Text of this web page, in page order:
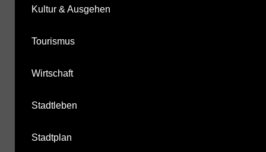
Kultur & Ausgehen
Tourismus
Wirtschaft
Stadtleben
Stadtplan